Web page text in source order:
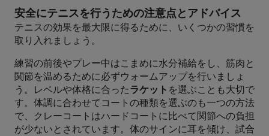
安全にテニスを行うための注意点とアドバイス
テニスの効果を最大限に得るために、いくつかの習慣を
取り入れましょう。
練習の前後やプレー中はこまめに水分補給をし、筋肉と
関節を温めるために必ずウォームアップを行いましょ
う。レベルや体格に合ったラケット を選ぶことも大切で
す。体調に合わせてコートの種類を選ぶのも一つの方法
で、クレーコートはハードコートに比べて関節への負担
が少ないとされています。体のサインに耳を傾け、試合